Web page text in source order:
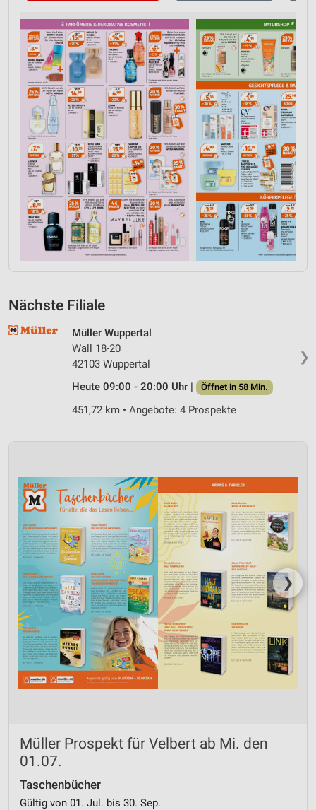
Nächste Filiale
❯
Müller Wuppertal
Wall 18-20
42103 Wuppertal
Heute 09:00 - 20:00 Uhr |
Öffnet in 58 Min.
451,72 km • Angebote: 4 Prospekte
❯
Müller Prospekt für Velbert ab Mi. den
01.07.
Taschenbücher
Gültig von 01. Jul. bis 30. Sep.